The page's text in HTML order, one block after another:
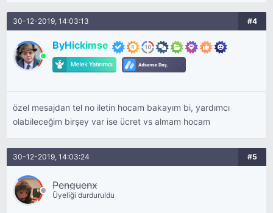
30-12-2019, 14:03:13 #4
ByHickimse
özel mesajdan tel no iletin hocam bakayım bi, yardımcı
olabileceğim birşey var ise ücret vs almam hocam
30-12-2019, 14:03:24 #5
Penguenx
Üyeliği durduruldu